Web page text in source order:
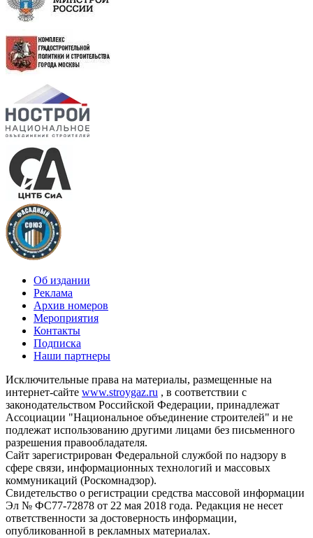
Об издании
Реклама
Архив номеров
Мероприятия
Контакты
Подписка
Наши партнеры
Исключительные права на материалы, размещенные на
интернет-сайте www.stroygaz.ru , в соответствии с
законодательством Российской Федерации, принадлежат
Ассоциации "Национальное объединение строителей" и не
подлежат использованию другими лицами без письменного
разрешения правообладателя.
Сайт зарегистрирован Федеральной службой по надзору в
сфере связи, информационных технологий и массовых
коммуникаций (Роскомнадзор).
Свидетельство о регистрации средства массовой информации
Эл № ФС77-72878 от 22 мая 2018 года. Редакция не несет
ответственности за достоверность информации,
опубликованной в рекламных материалах.